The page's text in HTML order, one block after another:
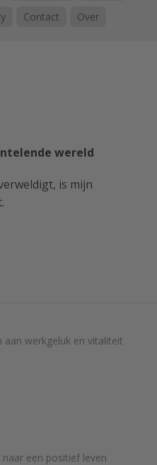
Contact Over
wereld
is mijn
werkgeluk en vitaliteit
naar een positief leven